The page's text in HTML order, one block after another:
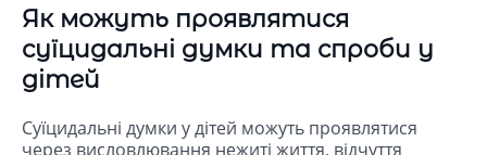
Як можуть проявлятися
суїцидальні думки та спроби у
дітей
Суїцидальні думки у дітей можуть проявлятися
через висловлювання нежиті життя, відчуття